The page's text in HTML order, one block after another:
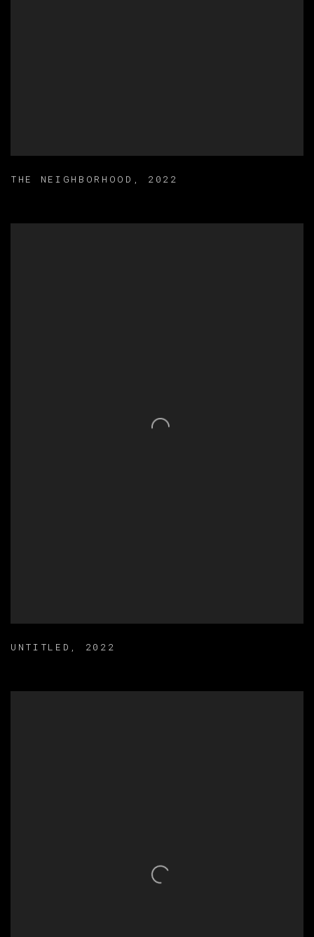
THE NEIGHBORHOOD , 2022
UNTITLED , 2022